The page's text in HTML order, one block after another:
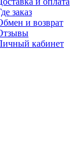
заказ
и возврат
кабинет